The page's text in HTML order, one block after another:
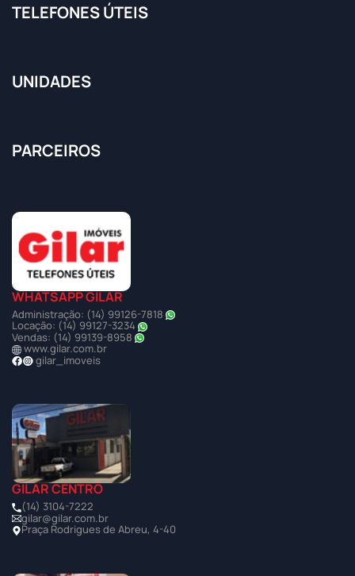
TELEFONES ÚTEIS
UNIDADES
PARCEIROS
WHATSAPP GILAR
Administração: (14) 99126-7818
Locação: (14) 99127-3234
Vendas: (14) 99139-8958
www.gilar.com.br
gilar_imoveis
GILAR CENTRO
(14) 3104-7222
gilar@gilar.com.br
Praça Rodrigues de Abreu, 4-40